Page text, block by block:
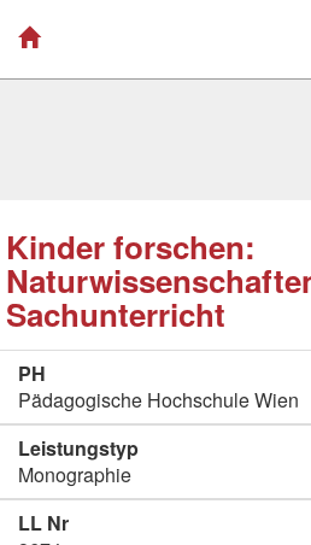
Kinder forschen:
Sachunterricht
PH
Pädagogische Hochschule Wien
Leistungstyp
Monographie
LL Nr